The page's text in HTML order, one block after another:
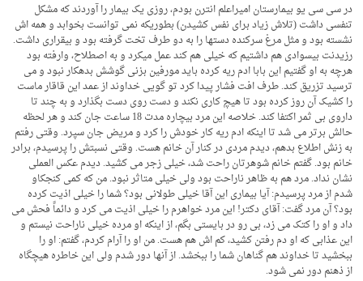
در سی سی یو بیمارستان امیراعلم انترن بودم، روزی یک بیمار را آوردند که مشکل
تنفسی داشت (تلاش زیاد برای نفس کشیدن) بطوریکه نمی توانست بخوابد و همه اش
نشسته بود و مثل مرغ سرکنده دستها را به دو طرف تخت گرفته بود و بیقراری داشت.
رزیدنت بیسوادی هم داشتیم که خیلی هم کند عمل میکرد و به اصطلاح، وارفته بود
هرچه به او گفتیم این بابا ادم ریه کرده باید مورفین بزنی گوشش بدهکار نبود و می
ترسید تزریق کند. طرف افت فشار پیدا کرد تو گویی خداوند از عمد این قاقار ماست
را کشیک آن روز کرده بود تا هیچ کاری نکند و دست روی دست بگذارد و به چند تا
داروی بی ثمر اکتفا کند. خلاصه این مرد بیچاره مدت 18 ساعت جان کند و هر لحظه
حالش برتر می شد تا اینکه ادم ریه کار خودش را کرد و مریض جان سپرد. وقتی رفتم
به زنش اطلاع بدهم، دیدم مردی در کنار آن خانم هست. وقتی نسبتش را پرسیدم، برادر
خانم بود. گفتم خانم شوهرتان راحت شد، خیلی زجر می کشید. دیدم عکس العملی
نشان نداد. مرد هم به ظاهر ناراحت بود ولی خیلی متاثر نبود. من که کمی کنجکاو
شدم از مرد پرسیدم: آیا بیماری این آقا خیلی طولانی بود؟ شما را خیلی اذیت کرده
بود؟ آن مرد گفت: آقای دکتر! این مرد خواهرم را خیلی اذیت می کرد و دائماً فحش می
داد و او را کتک می زد، بی رو در بایستی بگم، از اینکه او مرده خیلی ناراحت نیستم و
این عذابی که او دم رفتن کشید، کم اش هم هست. من او را آرام کردم، گفتم: او را
ببخشید تا خداوند هم گناهان شما را ببخشد. از آنها دور شدم ولی این خاطره هیچگاه
از ذهنم دور نمی شود.